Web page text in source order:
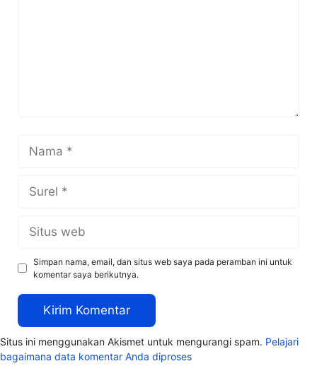
web
Simpan nama, email, dan situs web saya pada peramban ini untuk
komentar saya berikutnya.
Situs ini menggunakan Akismet untuk mengurangi spam. Pelajari
bagaimana data komentar Anda diproses